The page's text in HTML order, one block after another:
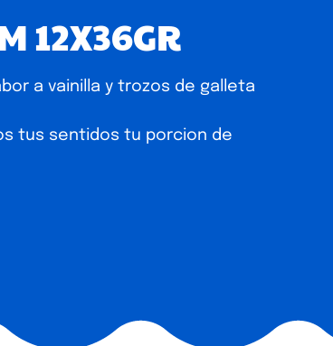
12X36GR
a vainilla y trozos de galleta
tus sentidos tu porcion de